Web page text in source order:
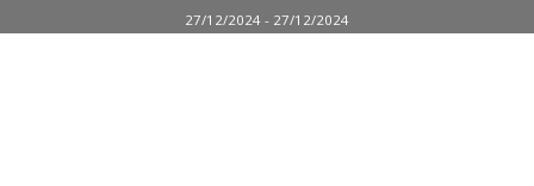
27/12/2024 - 27/12/2024